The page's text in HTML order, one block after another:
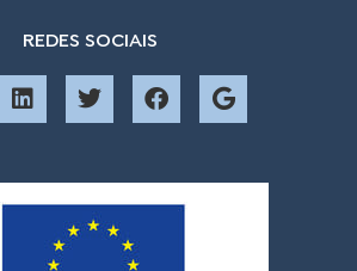
REDES SOCIAIS